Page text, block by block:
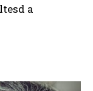
a